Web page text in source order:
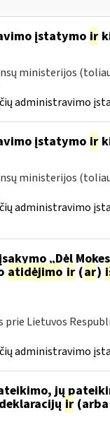
įstatymo ir
ministerijos
administravimo
įstatymo ir
ministerijos
administravimo
„Dėl
atidėjimo ir(ar)
prie Lietuvos
administravimo
jų
deklaracijų ir(arba